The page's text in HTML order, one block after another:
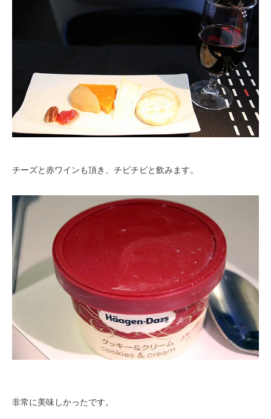
チーズと赤ワインも頂き、チビチビと飲みます。
非常に美味しかったです。